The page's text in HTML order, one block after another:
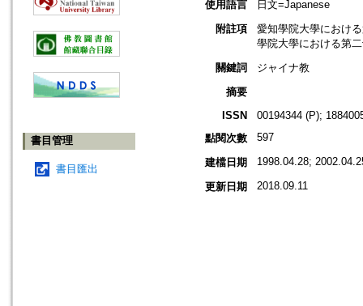
書目管理
書目匯出
使用語言
日文=Japanese
附註項
愛知學院大學におけ
學院大學における第
關鍵詞
ジャイナ教
摘要
ISSN
00194344 (P);
點閱次數
597
建檔日期 1998.04.28;
更新日期 2018.09.11